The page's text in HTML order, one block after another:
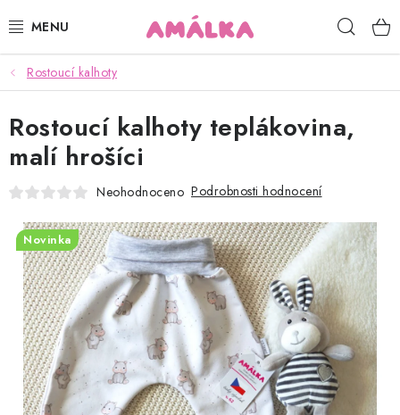
na
KOJENECKÉ, DĚTSKÉ OBLEČENÍ
ČEPICE, RUKAVICE, NÁKRČNÍKY
OSUŠKY, BRYNDÁKY, DEKY, DOPLŇKY
POUKAZY
KONTAKTY
HODNOCENÍ OBCHODU
Kontakty Proč AMÁLKA?
Doprava a platba
Rostoucí kalhoty
Rostoucí kalhoty teplákovina,
malí hrošíci
Neohodnoceno Podrobnosti hodnocení
Novinka